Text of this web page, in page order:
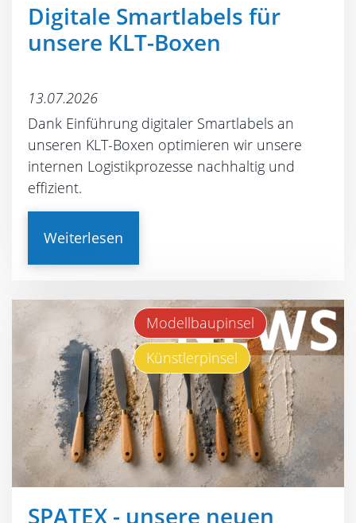
Digitale Smartlabels für
unsere KLT-Boxen
13.07.2026
Dank Einführung digitaler Smartlabels an
unseren KLT-Boxen optimieren wir unsere
internen Logistikprozesse nachhaltig und
effizient.
Weiterlesen
Modellbaupinsel
Künstlerpinsel
SPATEX - unsere neuen